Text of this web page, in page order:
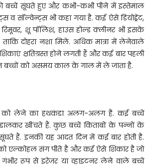
बच्चें सूंघते हुए और कभी-कभी पीने में इस्तेमाल
सॉल्वेन्ट्स भी कहा गया है. कई ऐसे डियोड्रेंट,
शू पॉलिश, हाउस होल्ड क्लीनर भी इसके
दोहरा नशा मिले. अधिक मात्रा में लेनेवाले
क्षतिग्रस्त होने लगती हैं और कई बार पहली
बच्चों को असमय काल के गाल में ले जाता है.
को लेने का हथकंडा अलग-अलग है. कई बच्चें
खींचते हैं. कुछ बच्चें किताबों के पन्नों के
हैं. इनकी यह आदत दिन में कई बार होती है.
एल्कोहल संग पीते है और कई ऐसे शिकार है जो
रूप से इरेजर या व्हाइटनर लेने वाले बच्चें